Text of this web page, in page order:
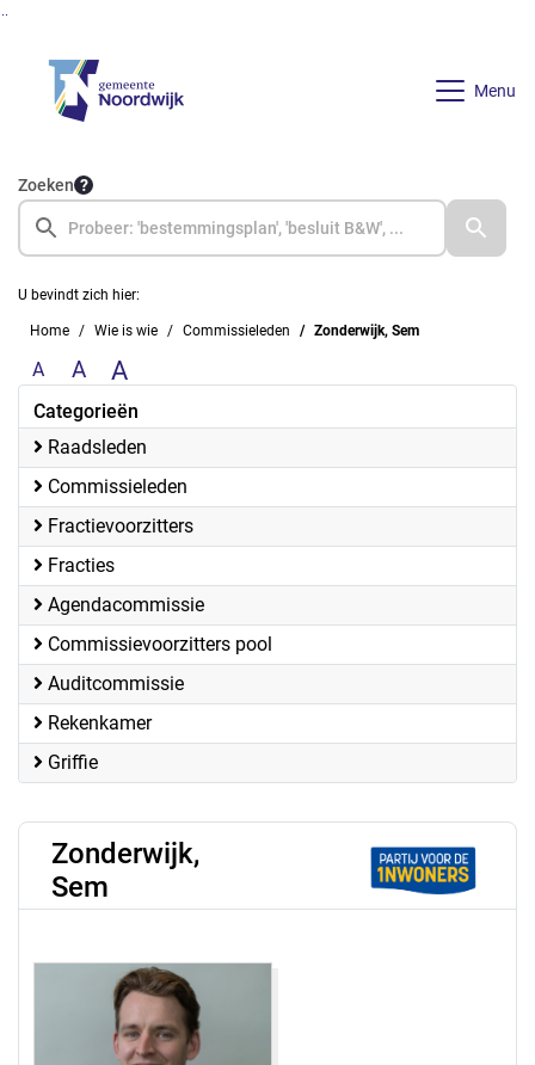
Menu
Zoeken
U bevindt zich hier:
Home Wie is wie Commissieleden Zonderwijk, Sem
A A A
Categorieën
Raadsleden
Commissieleden
Fractievoorzitters
Fracties
Agendacommissie
Commissievoorzitters pool
Auditcommissie
Rekenkamer
Griffie
Zonderwijk,
Sem